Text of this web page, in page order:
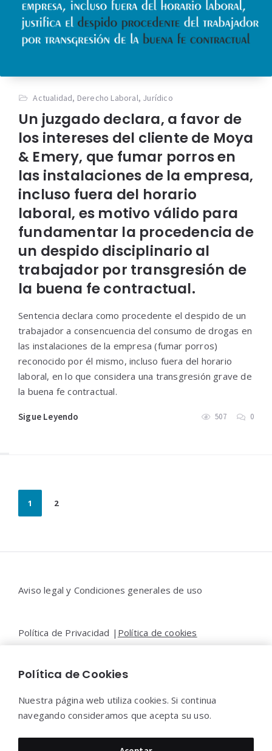
Actualidad, Derecho Laboral, Jurídico
Un juzgado declara, a favor de
los intereses del cliente de Moya
& Emery, que fumar porros en
las instalaciones de la empresa,
incluso fuera del horario
laboral, es motivo válido para
fundamentar la procedencia de
un despido disciplinario al
trabajador por transgresión de
la buena fe contractual.
Sentencia declara como procedente el despido de un
trabajador a consencuencia del consumo de drogas en
las instalaciones de la empresa (fumar porros)
reconocido por él mismo, incluso fuera del horario
laboral, en lo que considera una transgresión grave de
la buena fe contractual.
Sigue Leyendo 507 0
Paginación
de
1 2
Aviso legal y Condiciones generales de uso
Política de Privacidad | Política de cookies
Contacto |Moya&Emery
Moya&Emery 2022 - Todos los derechos reservados.
Política de Cookies
Nuestra página web utiliza cookies. Si continua
navegando consideramos que acepta su uso.